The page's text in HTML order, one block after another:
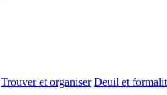
Trouver et organiser Deuil et